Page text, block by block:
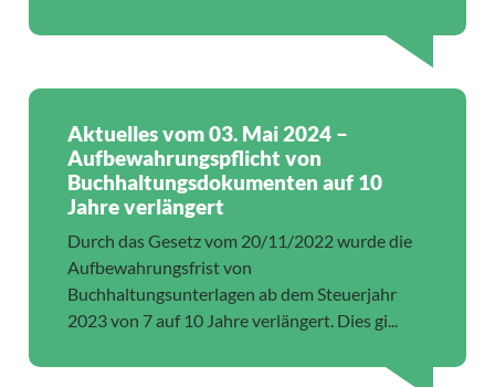
Aktuelles vom 03. Mai 2024 –
Aufbewahrungspflicht von
Buchhaltungsdokumenten auf 10
Jahre verlängert
Durch das Gesetz vom 20/11/2022 wurde die
Aufbewahrungsfrist von
Buchhaltungsunterlagen ab dem Steuerjahr
2023 von 7 auf 10 Jahre verlängert. Dies gi...